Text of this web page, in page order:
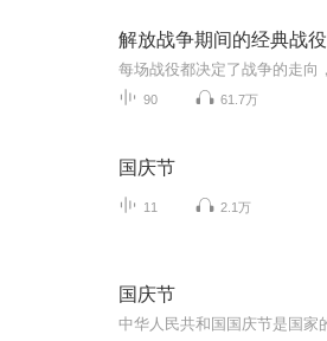
解放战争期间的经典战役
90 61.7万
国庆节
11 2.1万
国庆节